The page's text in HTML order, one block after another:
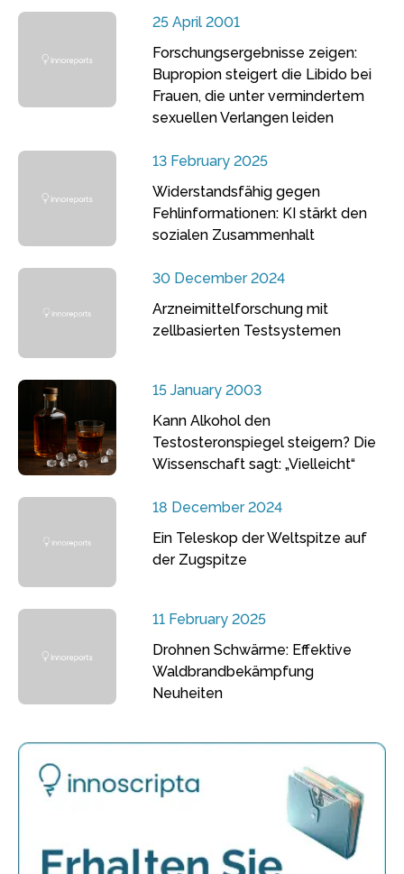
25 April 2001
Forschungsergebnisse zeigen:
Bupropion steigert die Libido bei
Frauen, die unter vermindertem
sexuellen Verlangen leiden
13 February 2025
Widerstandsfähig gegen
Fehlinformationen: KI stärkt den
sozialen Zusammenhalt
30 December 2024
Arzneimittelforschung mit
zellbasierten Testsystemen
15 January 2003
Kann Alkohol den
Testosteronspiegel steigern? Die
Wissenschaft sagt: „Vielleicht“
18 December 2024
Ein Teleskop der Weltspitze auf
der Zugspitze
11 February 2025
Drohnen Schwärme: Effektive
Waldbrandbekämpfung
Neuheiten